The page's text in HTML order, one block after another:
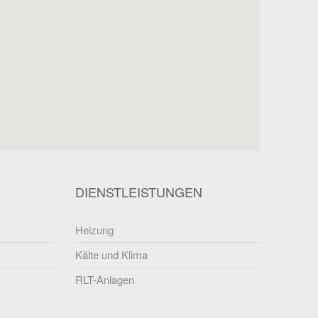
DIENSTLEISTUNGEN
Heizung
Kälte und Klima
RLT-Anlagen